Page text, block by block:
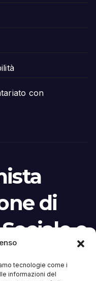
tecnologie come i
informazioni del
con
di
e
ed è contraria